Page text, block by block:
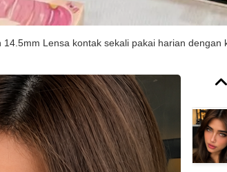
14.5mm Lensa kontak sekali pakai harian